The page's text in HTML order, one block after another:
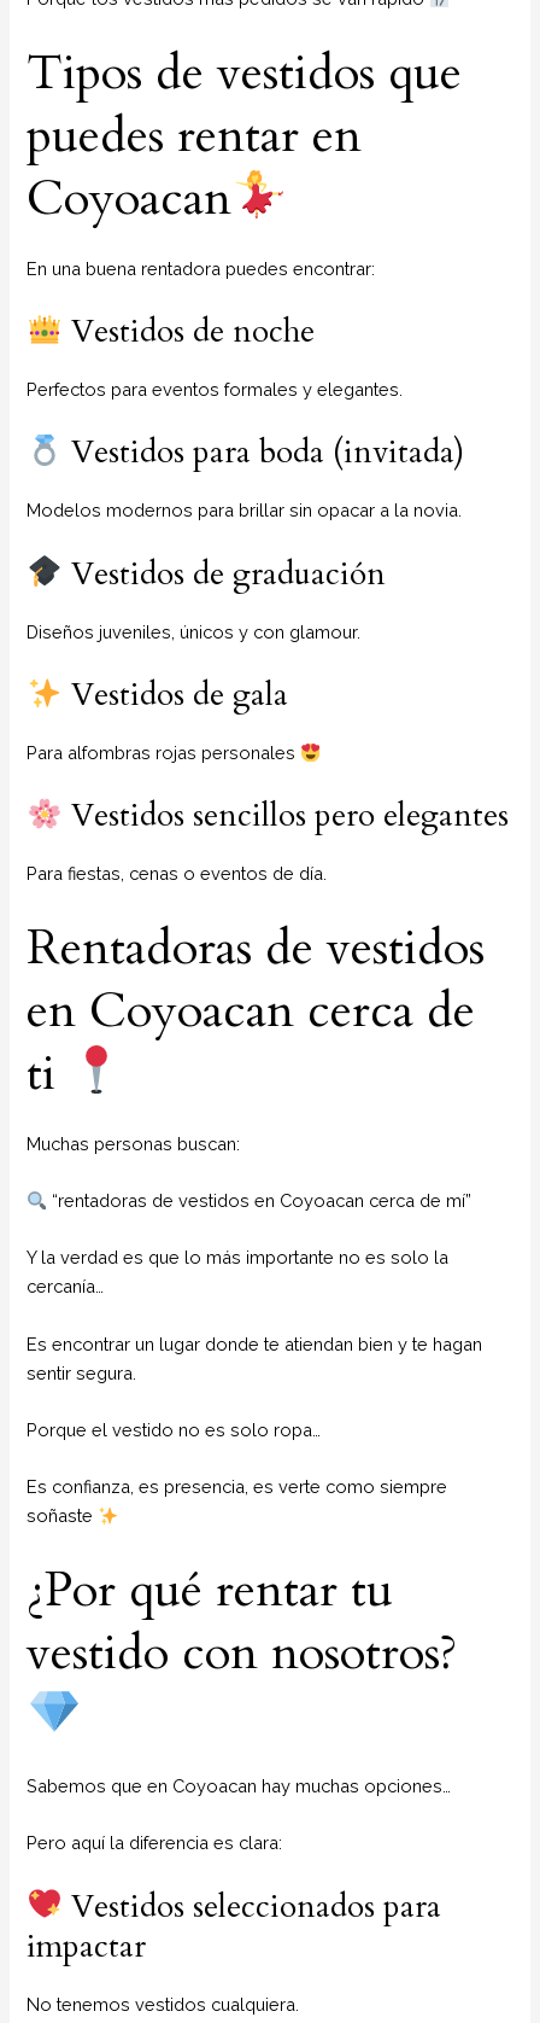
Tipos de vestidos que
puedes rentar en
Coyoacan
En una buena rentadora puedes encontrar:
Vestidos de noche
Perfectos para eventos formales y elegantes.
Vestidos para boda (invitada)
Modelos modernos para brillar sin opacar a la novia.
Vestidos de graduación
Diseños juveniles, únicos y con glamour.
Vestidos de gala
Para alfombras rojas personales
Vestidos sencillos pero elegantes
Para fiestas, cenas o eventos de día.
Rentadoras de vestidos
en Coyoacan cerca de
ti
Muchas personas buscan:
“rentadoras de vestidos en Coyoacan cerca de mí”
Y la verdad es que lo más importante no es solo la
cercanía…
Es encontrar un lugar donde te atiendan bien y te hagan
sentir segura.
Porque el vestido no es solo ropa…
Es confianza, es presencia, es verte como siempre
soñaste
¿Por qué rentar tu
vestido con nosotros?
Sabemos que en Coyoacan hay muchas opciones…
Pero aquí la diferencia es clara:
Vestidos seleccionados para
impactar
No tenemos vestidos cualquiera.